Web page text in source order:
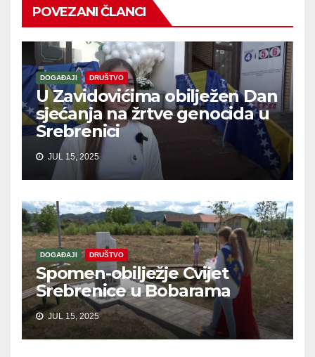
POVEZANI ČLANCI
DOGAĐAJI DRUŠTVO
U Zavidovićima obilježen Dan
sjećanja na žrtve genocida u
Srebrenici
JUL 15, 2025
DOGAĐAJI DRUŠTVO
Spomen-obilježje Cvijet
Srebrenice u Bobarama
JUL 15, 2025